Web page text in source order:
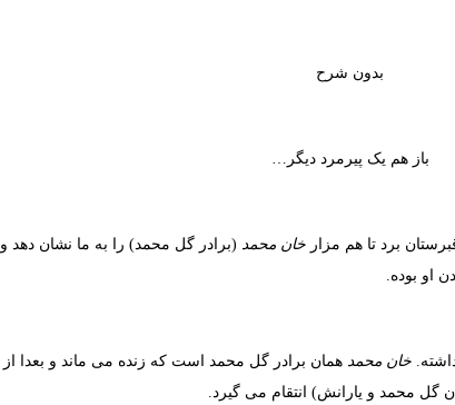
بدون شرح
باز هم یک پیرمرد دیگر…
برد تا هم مزار خان محمد (برادر گل محمد) را به ما نشان دهد و
او بوده.
خان محمد همان برادر گل محمد است که زنده می ماند و بعدا از
محمد و یارانش) انتقام می گیرد.